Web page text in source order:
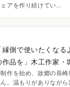
アを作り続けてい...
側で使いたくなる
品を」木工作家・
作を始め、故郷の長
。温もりがありなが